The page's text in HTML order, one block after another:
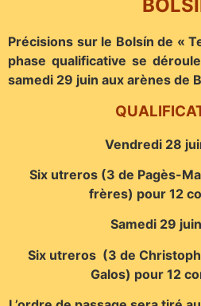
Précisions sur le Bolsín de «
phase qualificative se
samedi 29 juin aux arènes de
Vendredi 28
Six utreros (3 de Pagès-
frères) pour 12
Samedi 29
Six utreros (3 de
Galos) pour 12